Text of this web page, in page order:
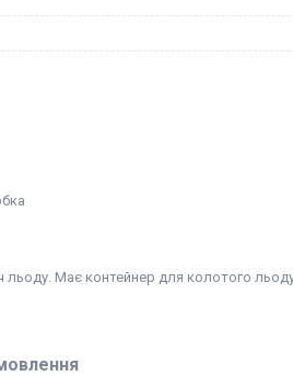
льоду. Має контейнер для колотого